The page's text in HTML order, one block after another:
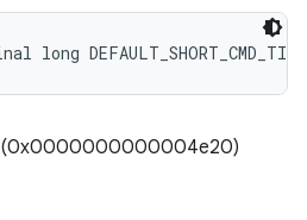
(0x0000000000004e20)